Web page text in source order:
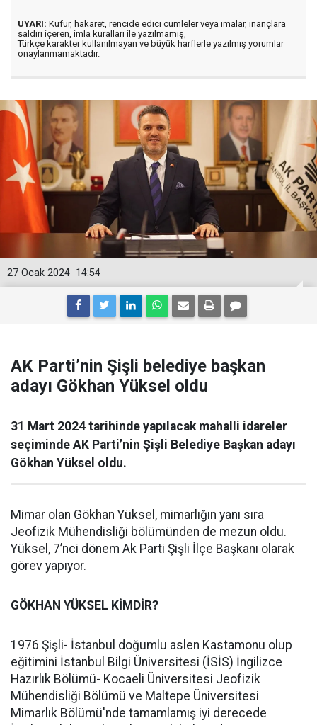
UYARI: Küfür, hakaret, rencide edici cümleler veya imalar, inançlara
saldırı içeren, imla kuralları ile yazılmamış,
Türkçe karakter kullanılmayan ve büyük harflerle yazılmış yorumlar
onaylanmamaktadır.
14:54
27 Ocak 2024
AK Parti’nin Şişli belediye başkan
adayı Gökhan Yüksel oldu
31 Mart 2024 tarihinde yapılacak mahalli idareler
seçiminde AK Parti’nin Şişli Belediye Başkan adayı
Gökhan Yüksel oldu.
Mimar olan Gökhan Yüksel, mimarlığın yanı sıra
Jeofizik Mühendisliği bölümünden de mezun oldu.
Yüksel, 7’nci dönem Ak Parti Şişli İlçe Başkanı olarak
görev yapıyor.
GÖKHAN YÜKSEL KİMDİR?
1976 Şişli- İstanbul doğumlu aslen Kastamonu olup
eğitimini İstanbul Bilgi Üniversitesi (İSİS) İngilizce
Hazırlık Bölümü- Kocaeli Üniversitesi Jeofizik
Mühendisliği Bölümü ve Maltepe Üniversitesi
Mimarlık Bölümü'nde tamamlamış iyi derecede